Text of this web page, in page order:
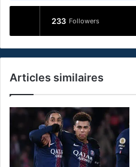
233 Followers
Articles similaires